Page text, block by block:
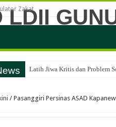
Zakat
Latih Jiwa Kritis dan Problem
/ Pasanggiri Persinas ASAD